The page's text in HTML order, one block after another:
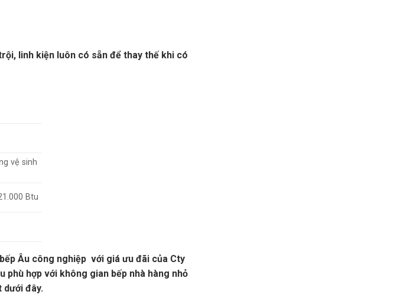
linh kiện luôn có sẵn để thay thế khi có
vệ sinh
Btu
Âu công nghiệp với giá ưu đãi của Cty
phù hợp với không gian bếp nhà hàng nhỏ
dưới đây.